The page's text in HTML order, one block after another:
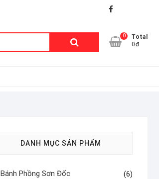
facebook
0
Total
0₫
DANH MỤC SẢN PHẨM
Bánh Phồng Sơn Đốc (6)